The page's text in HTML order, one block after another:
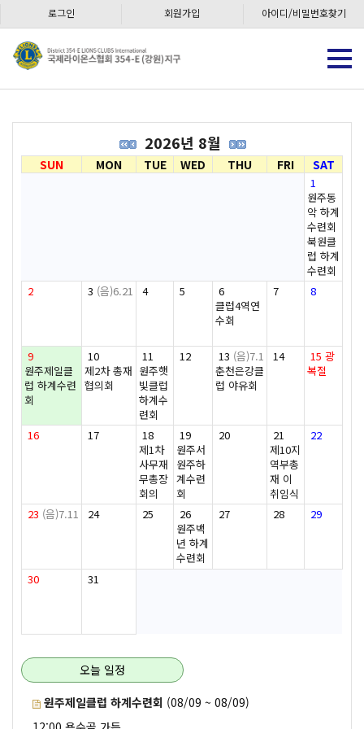
로그인 회원가입 아이디/비밀번호찾기
2026년 8월
SUN MON TUE WED THU FRI SAT
1
원주동
악 하계
수련회
북원클
럽 하계
수련회
2
3 (음)6.21 4 5
6
클럽4역연
수회
7 8
9
원주제일클
럽 하계수련
회
10
제2차 총재
협의회
11
원주햇
빛클럽
하계수
련회
12 13 (음)7.1
춘천은강클
럽 야유회
14 15 광
복절
16 17
18
제1차
사무재
무총장
회의
19
원주서
원주하
계수련
회
20
21
제10지
역부총
재 이
취임식
22
23 (음)7.11 24 25
26
원주백
년 하계
수련회
27 28 29
30 31
오늘 일정
원주제일클럽 하계수련회 (08/09 ~ 08/09)